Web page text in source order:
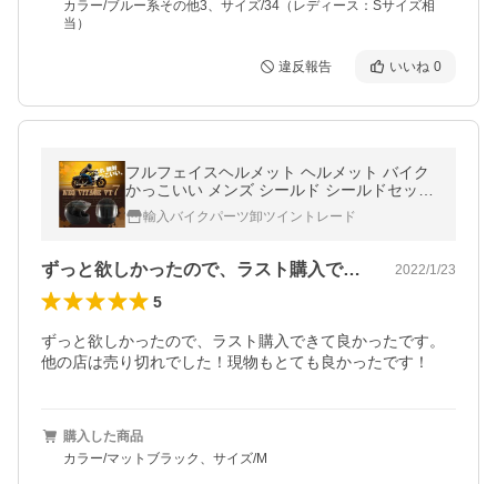
カラー/ブルー系その他3、サイズ/34（レディース：Sサイズ相
当）
違反報告 いいね 0
フルフェイスヘルメット ヘルメット バイク
かっこいい メンズ シールド シールドセット
安い スモーク オートバイ ビンテージ vt7
輸入バイクパーツ卸ツイントレード
ずっと欲しかったので、ラスト購入できて… 2022/1/23
5
ずっと欲しかったので、ラスト購入できて良かったです。
他の店は売り切れでした！現物もとても良かったです！
購入した商品
カラー/マットブラック、サイズ/M